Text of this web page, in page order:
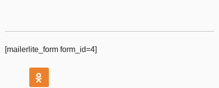
[mailerlite_form form_id=4]